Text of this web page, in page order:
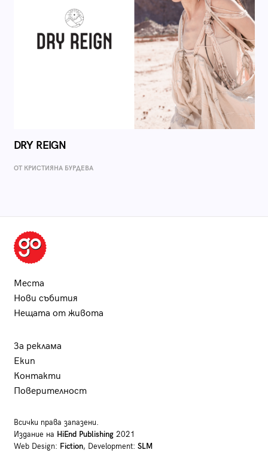
DRY REIGN
ОТ КРИСТИЯНА БУРДЕВА
Места
Нови събития
Нещата от живота
За реклама
Екип
Контакти
Поверителност
Всички права запазени.
Издание на HiEnd Publishing2021
Web Design: Fiction, Development: SLM